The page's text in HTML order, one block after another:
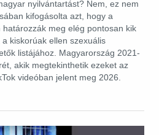
nyilvántartást? Nem, ez nem
kifogásolta azt, hogy a
meg elég pontosan kik
kiskorúak ellen szexuális
listájához. Magyarország 2021-
akik megtekinthetik ezeket az
videóban jelent meg 2026.